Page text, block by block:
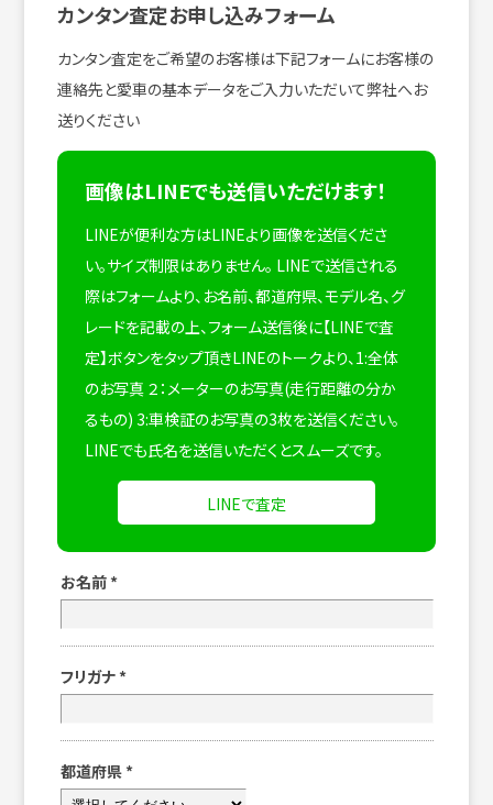
カンタン査定お申し込みフォーム
カンタン査定をご希望のお客様は下記フォームにお客様の
連絡先と愛車の基本データをご入力いただいて弊社へお
送りください
画像はLINEでも送信いただけます！
LINEが便利な方はLINEより画像を送信くださ
い。サイズ制限はありません。 LINEで送信される
際はフォームより、お名前、都道府県、モデル名、グ
レードを記載の上、フォーム送信後に【LINEで査
定】ボタンをタップ頂きLINEのトークより、1:全体
のお写真 ２：メーターのお写真(走行距離の分か
るもの) 3:車検証のお写真の3枚を送信ください。
LINEでも氏名を送信いただくとスムーズです。
LINEで査定
お名前 *
フリガナ *
都道府県 *